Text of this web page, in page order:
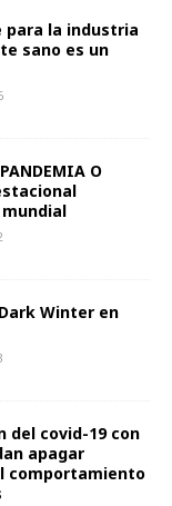
para la industria
sano es un
O
Winter en
del covid-19 con
apagar
comportamiento